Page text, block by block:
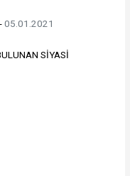
05.01.2021
SİYASİ